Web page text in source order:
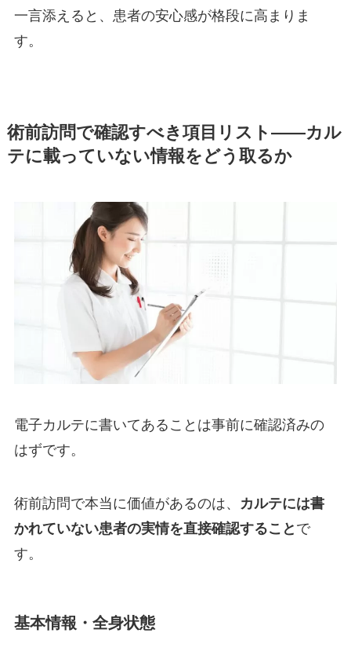
一言添えると、患者の安心感が格段に高まりま
す。
術前訪問で確認すべき項目リスト——カル
テに載っていない情報をどう取るか
電子カルテに書いてあることは事前に確認済みの
はずです。
術前訪問で本当に価値があるのは、
カルテには書
かれていない患者の実情を直接確認すること で
す。
基本情報・全身状態